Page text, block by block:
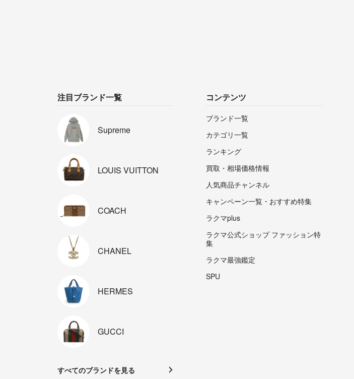
注目ブランド一覧
Supreme
LOUIS VUITTON
COACH
CHANEL
HERMES
GUCCI
すべてのブランドを見る
コンテンツ
ブランド一覧
カテゴリ一覧
ランキング
買取・相場価格情報
人気商品チャンネル
キャンペーン一覧・おすすめ特集
ラクマplus
ラクマ公式ショップ ファッション特
集
ラクマ最強鑑定
SPU